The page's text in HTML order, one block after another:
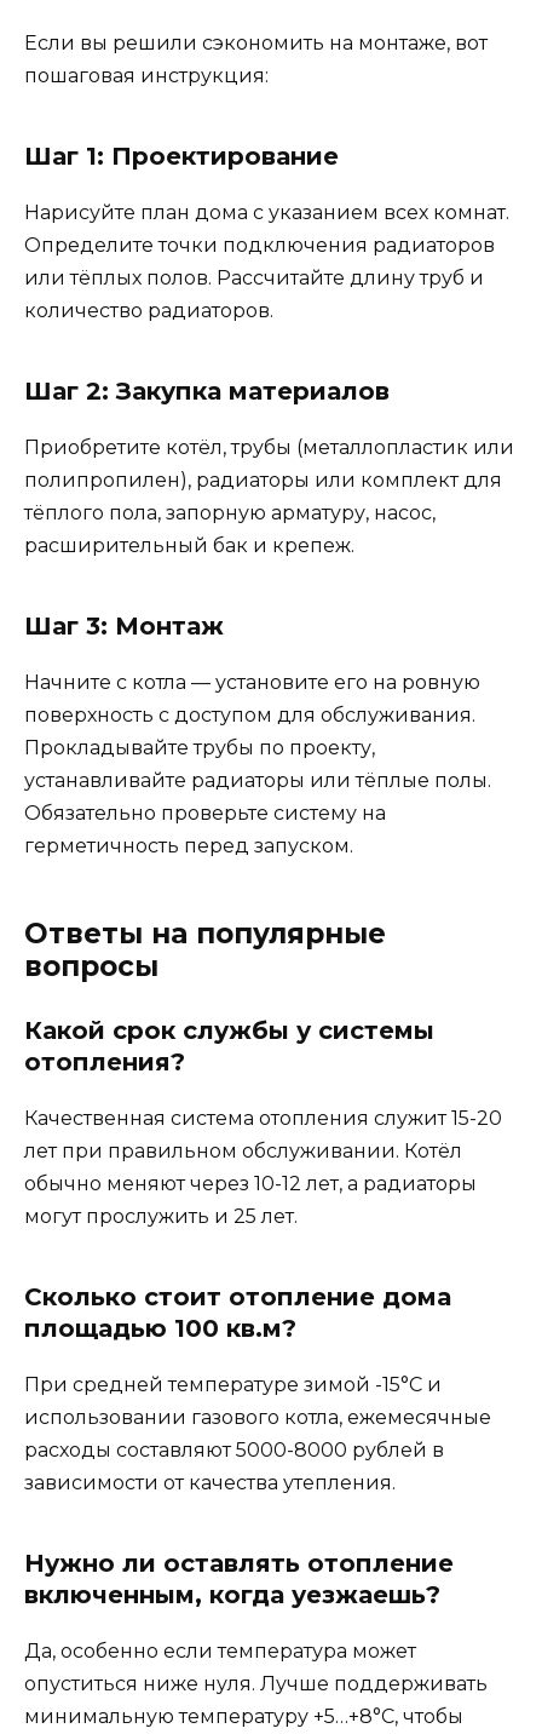
Если вы решили сэкономить на монтаже, вот
пошаговая инструкция:
Шаг 1: Проектирование
Нарисуйте план дома с указанием всех комнат.
Определите точки подключения радиаторов
или тёплых полов. Рассчитайте длину труб и
количество радиаторов.
Шаг 2: Закупка материалов
Приобретите котёл, трубы (металлопластик или
полипропилен), радиаторы или комплект для
тёплого пола, запорную арматуру, насос,
расширительный бак и крепеж.
Шаг 3: Монтаж
Начните с котла — установите его на ровную
поверхность с доступом для обслуживания.
Прокладывайте трубы по проекту,
устанавливайте радиаторы или тёплые полы.
Обязательно проверьте систему на
герметичность перед запуском.
Ответы на популярные
вопросы
Какой срок службы у системы
отопления?
Качественная система отопления служит 15-20
лет при правильном обслуживании. Котёл
обычно меняют через 10-12 лет, а радиаторы
могут прослужить и 25 лет.
Сколько стоит отопление дома
площадью 100 кв.м?
При средней температуре зимой -15°C и
использовании газового котла, ежемесячные
расходы составляют 5000-8000 рублей в
зависимости от качества утепления.
Нужно ли оставлять отопление
включенным, когда уезжаешь?
Да, особенно если температура может
опуститься ниже нуля. Лучше поддерживать
минимальную температуру +5…+8°C, чтобы